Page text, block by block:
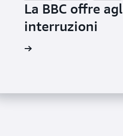
La BBC offre
interruzioni